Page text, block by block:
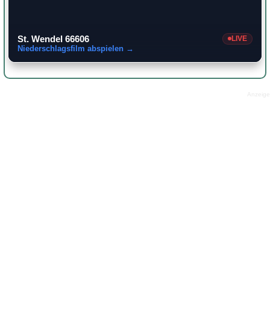
St. Wendel 66606 LIVE
Niederschlagsfilm abspielen →